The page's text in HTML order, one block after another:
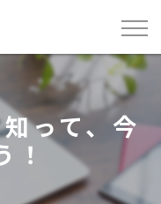
って、今
！